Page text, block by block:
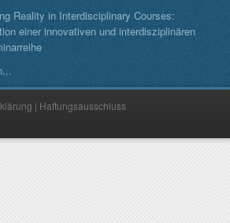
Reality in Interdisciplinary Courses:
einer innovativen und interdisziplinären
| Haftungsausschluss